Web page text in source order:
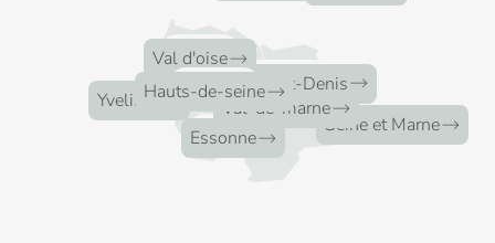
11clients
Essonne
6 clients
Seine et Marne
39 clients
Val-de-marne
16 clients
Seine-Saint-Denis
2 clients
Val d'oise
17clients
Yvelines
33 clients
Hauts-de-seine